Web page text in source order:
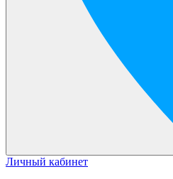
Личный кабинет